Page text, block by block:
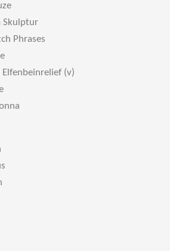
Skulptur
Phrases
Elfenbeinrelief (v)